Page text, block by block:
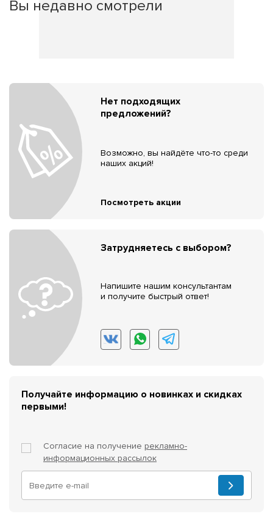
Вы недавно смотрели
Нет подходящих
предложений?
Возможно, вы найдёте что-то среди
наших акций!
Посмотреть акции
Затрудняетесь с выбором?
Напишите нашим консультантам
и получите быстрый ответ!
Получайте информацию о новинках и скидках
первыми!
Согласие на получение рекламно-
информационных рассылок